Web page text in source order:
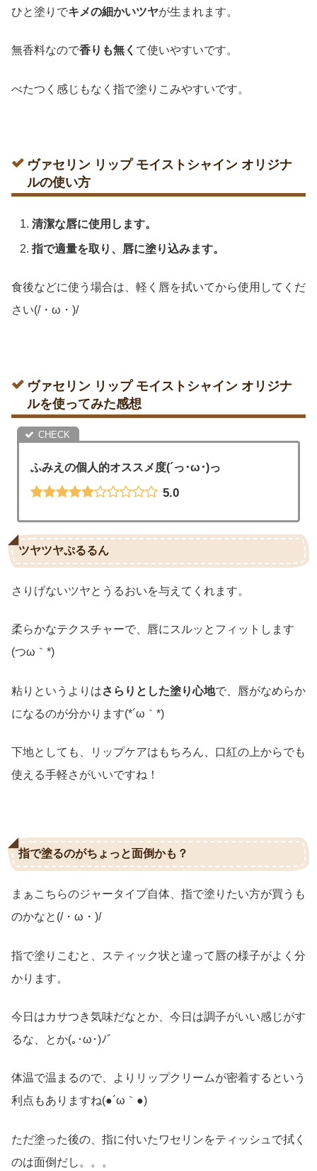
ひと塗りでキメの細かいツヤが生まれます。
無香料なので香りも無く て使いやすいです。
べたつく感じもなく指で塗りこみやすいです。
ヴァセリン リップ モイストシャイン オリジナ
ルの使い方
清潔な唇に使用します。
指で適量を取り、唇に塗り込みます。
食後などに使う場合は、軽く唇を拭いてから使用してくだ
さい(/・ω・)/
ヴァセリン リップ モイストシャイン オリジナ
ルを使ってみた感想
ふみえの個人的オススメ度(´っ･ω･)っ
5.0
ツヤツヤぷるるん
さりげないツヤとうるおいを与えてくれます。
柔らかなテクスチャーで、唇にスルッとフィットします
(つω｀*)
粘りというよりはさらりとした塗り心地で、唇がなめらか
になるのが分かります(*´ω｀*)
下地としても、リップケアはもちろん、口紅の上からでも
使える手軽さがいいですね！
指で塗るのがちょっと面倒かも？
まぁこちらのジャータイプ自体、指で塗りたい方が買うも
のかなと(/・ω・)/
指で塗りこむと、スティック状と違って唇の様子がよく分
かります。
今日はカサつき気味だなとか、今日は調子がいい感じがす
るな、とか(｡･ω･)ﾉﾞ
体温で温まるので、よりリップクリームが密着するという
利点もありますね(●´ω｀●)
ただ塗った後の、指に付いたワセリンをティッシュで拭く
のは面倒だし。。。